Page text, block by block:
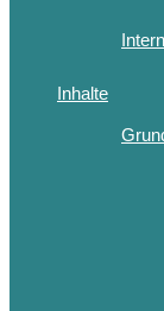
Inhalte